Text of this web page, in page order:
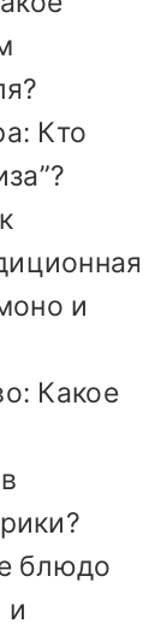
Кто
и
Какое
блюдо
и